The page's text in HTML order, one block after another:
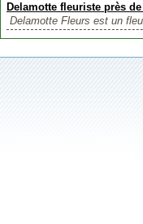
Delamotte fleuriste près
Delamotte Fleurs est un